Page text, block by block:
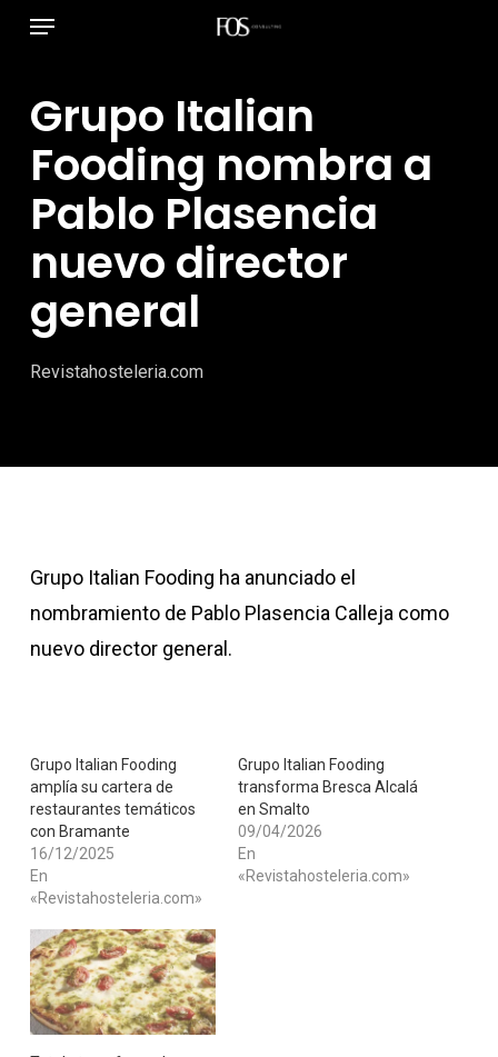
principal
Menú
Grupo Italian
Fooding nombra a
Pablo Plasencia
nuevo director
general
Revistahosteleria.com
Grupo Italian Fooding ha anunciado el
nombramiento de Pablo Plasencia Calleja como
nuevo director general.
Grupo Italian Fooding
amplía su cartera de
restaurantes temáticos
con Bramante
16/12/2025
En
«Revistahosteleria.com»
Grupo Italian Fooding
transforma Bresca Alcalá
en Smalto
09/04/2026
En
«Revistahosteleria.com»